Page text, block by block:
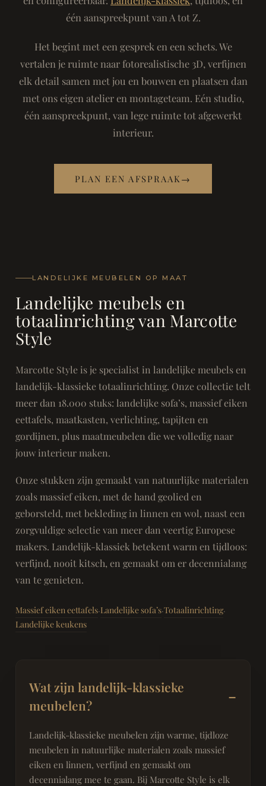
één aanspreekpunt van A tot Z.
Het begint met een gesprek en een schets. We
vertalen je ruimte naar fotorealistische 3D, verfijnen
elk detail samen met jou en bouwen en plaatsen dan
met ons eigen atelier en montageteam. Eén studio,
één aanspreekpunt, van lege ruimte tot afgewerkt
interieur.
PLAN EEN AFSPRAAK →
LANDELIJKE MEUBELEN OP MAAT
Landelijke meubels en
totaalinrichting van Marcotte
Style
Marcotte Style is je specialist in landelijke meubels en
landelijk-klassieke totaalinrichting. Onze collectie telt
meer dan 18.000 stuks: landelijke sofa’s, massief eiken
eettafels, maatkasten, verlichting, tapijten en
gordijnen, plus maatmeubelen die we volledig naar
jouw interieur maken.
Onze stukken zijn gemaakt van natuurlijke materialen
zoals massief eiken, met de hand geolied en
geborsteld, met bekleding in linnen en wol, naast een
zorgvuldige selectie van meer dan veertig Europese
makers. Landelijk-klassiek betekent warm en tijdloos:
verfijnd, nooit kitsch, en gemaakt om er decennialang
van te genieten.
Massief eiken eettafels·Landelijke sofa’s·Totaalinrichting·
Landelijke keukens
Wat zijn landelijk-klassieke
meubelen?
Landelijk-klassieke meubelen zijn warme, tijdloze
meubelen in natuurlijke materialen zoals massief
eiken en linnen, verfijnd en gemaakt om
decennialang mee te gaan. Bij Marcotte Style is elk